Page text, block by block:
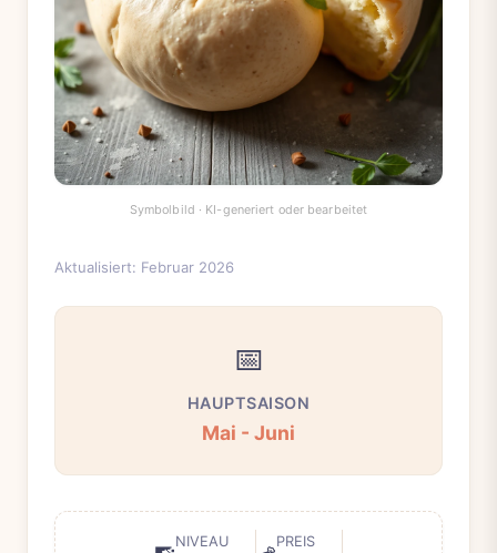
Aktualisiert: Februar 2026
📅
HAUPTSAISON
Mai - Juni
NIVEAU PREIS